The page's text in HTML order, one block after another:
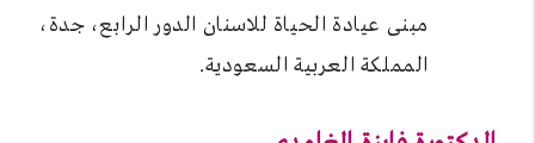
مبنى عيادة الحياة للاسنان الدور الرابع، جدة،
المملكة العربية السعودية.